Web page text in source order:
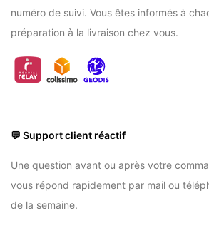
numéro de suivi. Vous êtes informés à
préparation à la livraison chez vous.
💬 Support client réactif
Une question avant ou après votre
vous répond rapidement par mail ou
de la semaine.